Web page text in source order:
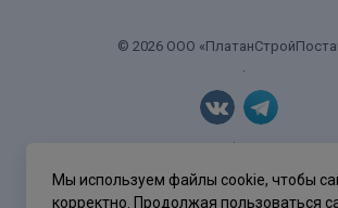
© 2026 ООО
.
Политика
Мы используем файлы cookie, чтобы
корректно. Продолжая пользоваться